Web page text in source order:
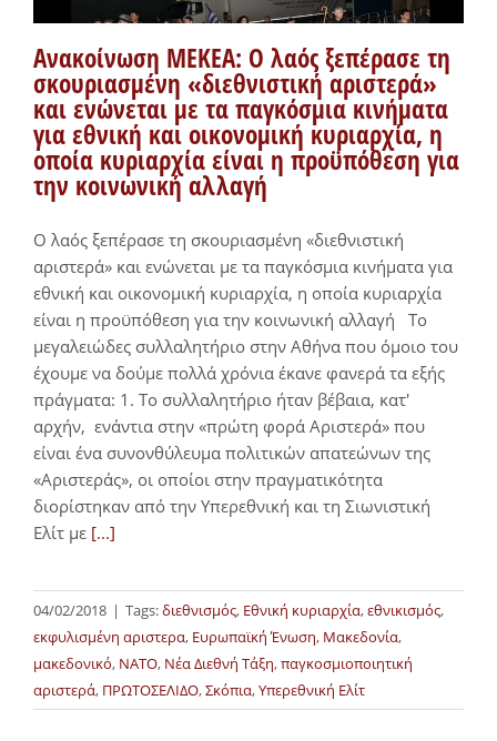
Ανακοίνωση ΜΕΚΕΑ: Ο λαός ξεπέρασε τη
σκουριασμένη «διεθνιστική αριστερά»
και ενώνεται με τα παγκόσμια κινήματα
για εθνική και οικονομική κυριαρχία, η
οποία κυριαρχία είναι η προϋπόθεση για
την κοινωνική αλλαγή
Ο λαός ξεπέρασε τη σκουριασμένη «διεθνιστική
αριστερά» και ενώνεται με τα παγκόσμια κινήματα για
εθνική και οικονομική κυριαρχία, η οποία κυριαρχία
είναι η προϋπόθεση για την κοινωνική αλλαγή Το
μεγαλειώδες συλλαλητήριο στην Αθήνα που όμοιο του
έχουμε να δούμε πολλά χρόνια έκανε φανερά τα εξής
πράγματα: 1. Το συλλαλητήριο ήταν βέβαια, κατ'
αρχήν, ενάντια στην «πρώτη φορά Αριστερά» που
είναι ένα συνονθύλευμα πολιτικών απατεώνων της
«Αριστεράς», οι οποίοι στην πραγματικότητα
διορίστηκαν από την Υπερεθνική και τη Σιωνιστική
Ελίτ με [...]
04/02/2018 | Tags:διεθνισμός, Εθνική κυριαρχία,εθνικισμός,
εκφυλισμένη αριστερα, Ευρωπαϊκή Ένωση, Μακεδονία,
μακεδονικό, ΝΑΤΟ, Νέα Διεθνή Τάξη,παγκοσμιοποιητική
αριστερά, ΠΡΩΤΟΣΕΛΙΔΟ,Σκόπια,Υπερεθνική Ελίτ